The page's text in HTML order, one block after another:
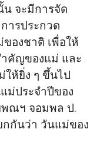
จะมีการจัด
ารประกวด
องชาติ เพื่อให้
คัญของแม่ และ
ห้ยิ่ง ๆ ขึ้นไป
ม่ประจำปีของ
พณฯ จอมพล ป.
กกันว่า วันแม่ของ